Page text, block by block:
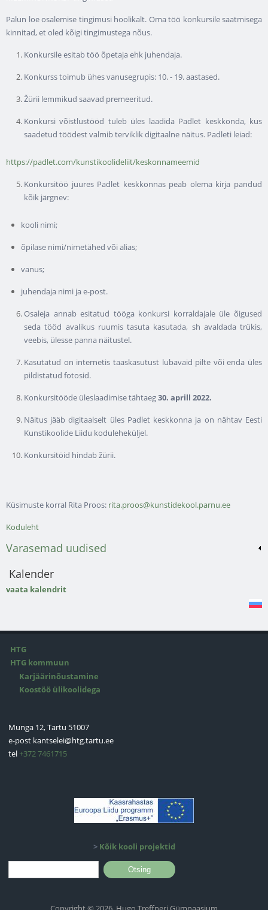
Palun loe osalemise tingimusi hoolikalt. Oma töö konkursile saatmisega
kinnitad, et oled kõigi tingimustega nõus.
Konkursile esitab töö õpetaja ehk juhendaja.
Konkurss toimub ühes vanusegrupis: 10. - 19. aastased.
Žürii lemmikud saavad premeeritud.
Konkursi võistlustööd tuleb üles laadida Padlet keskkonda, kus
saadetud töödest valmib terviklik digitaalne näitus. Padleti leiad:
https://padlet.com/kunstikoolideliit/keskonnameemid
Konkursitöö juures Padlet keskkonnas peab olema kirja pandud
kõik järgnev:
kooli nimi;
õpilase nimi/nimetähed või alias;
vanus;
juhendaja nimi ja e-post.
Osaleja annab esitatud tööga konkursi korraldajale üle õigused
seda tööd avalikus ruumis tasuta kasutada, sh avaldada trükis,
veebis, ülesse panna näitustel.
Kasutatud on internetis taaskasutust lubavaid pilte või enda üles
pildistatud fotosid.
Konkursitööde üleslaadimise tähtaeg30. aprill 2022.
Näitus jääb digitaalselt üles Padlet keskkonna ja on nähtav Eesti
Kunstikoolide Liidu koduleheküljel.
Konkursitöid hindab žürii.
Küsimuste korral Rita Proos: rita.proos@kunstidekool.parnu.ee
Koduleht
Varasemad uudised
Kalender
vaata kalendrit
HTG
HTG kommuun
Karjäärinõustamine
Koostöö ülikoolidega
Munga 12, Tartu 51007
e-post kantselei@htg.tartu.ee
tel+372 7461715
> Kõik kooli projektid
Otsinguvorm
Otsing